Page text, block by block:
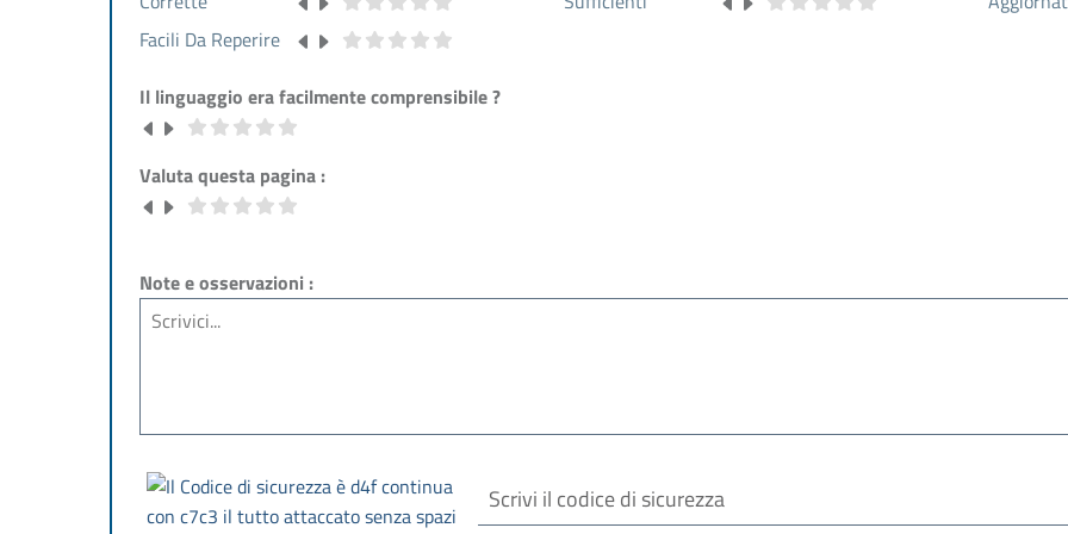
Facili Da Reperire
Il linguaggio era facilmente comprensibile ?
Valuta questa pagina :
Note e osservazioni :